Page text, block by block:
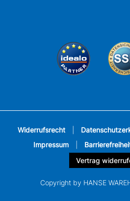
Widerrufsrecht
Impressum
Vertrag
Copyright by HANSE